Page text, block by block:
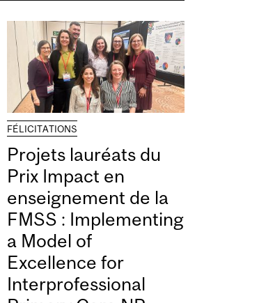
FÉLICITATIONS
Projets lauréats du
Prix Impact en
enseignement de la
FMSS : Implementing
a Model of
Excellence for
Interprofessional